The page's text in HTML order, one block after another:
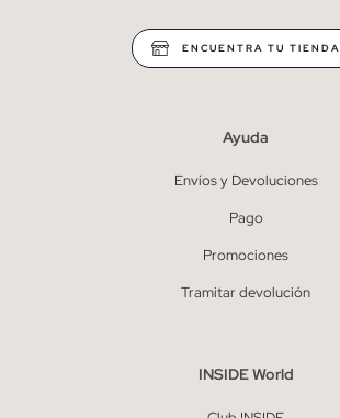
ENCUENTRA TU TIENDA
Ayuda
Envíos y Devoluciones
Pago
Promociones
Tramitar devolución
INSIDE World